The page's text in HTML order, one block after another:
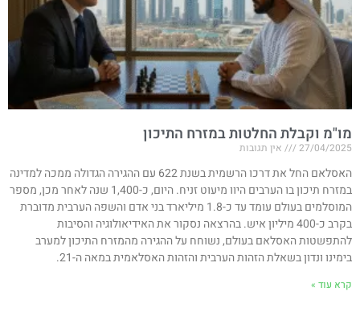
מו"מ וקבלת החלטות במזרח התיכון
27/04/2025 אין תגובות
האסלאם החל את דרכו הרשמית בשנת 622 עם ההגירה הגדולה ממכה למדינה
במזרח תיכון בו הערבים היוו מיעוט זניח. היום, כ-1,400 שנה לאחר מכן, מספר
המוסלמים בעולם עומד עד כ-1.8 מיליארד בני אדם והשפה הערבית מדוברת
בקרב כ-400 מיליון איש. בהרצאה נסקור את האידיאולוגיה והסיבות
להתפשטות האסלאם בעולם, נשוחח על ההגירה מהמזרח התיכון למערב
בימינו ונדון בשאלת הזהות הערבית והזהות האסלאמית במאה ה-21.
קרא עוד »